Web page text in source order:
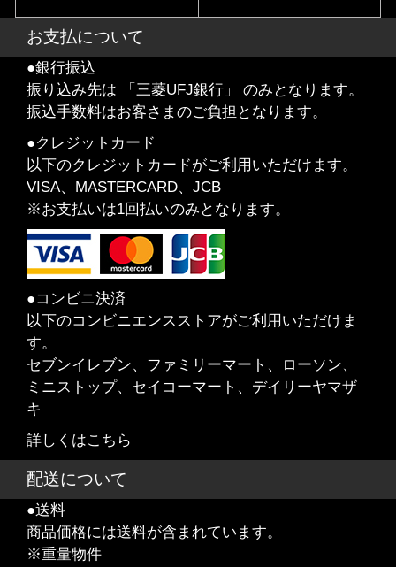
お支払について
●銀行振込
振り込み先は 「三菱UFJ銀行」 のみとなります。
振込手数料はお客さまのご負担となります。
●クレジットカード
以下のクレジットカードがご利用いただけます。
VISA、MASTERCARD、JCB
※お支払いは1回払いのみとなります。
●コンビニ決済
以下のコンビニエンスストアがご利用いただけま
す。
セブンイレブン、ファミリーマート、ローソン、
ミニストップ、セイコーマート、デイリーヤマザ
キ
詳しくはこちら
配送について
●送料
商品価格には送料が含まれています。
※重量物件